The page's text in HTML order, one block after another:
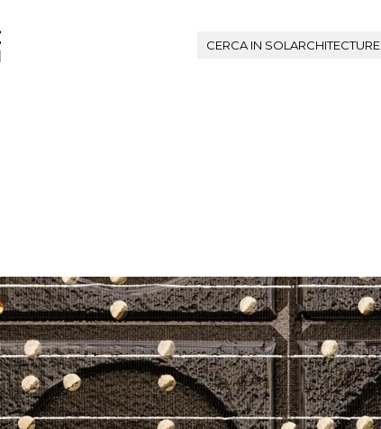
CERCA IN SOLARCHITECTURE